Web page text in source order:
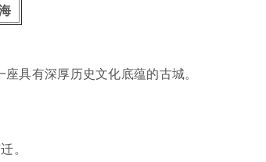
具有深厚历史文化底蕴的古城。
。